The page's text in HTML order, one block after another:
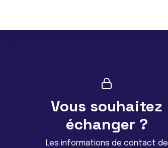
Vous souhaitez
échanger ?
Les informations de contact de